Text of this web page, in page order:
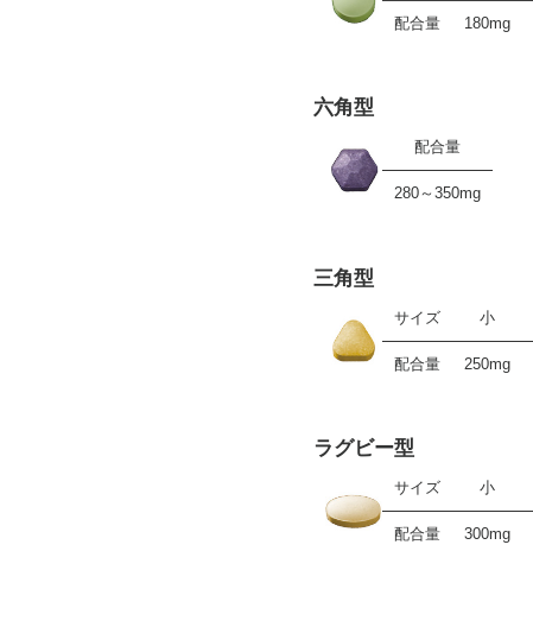
配合量 180mg
六角型
配合量
280～350mg
三角型
サイズ 小
配合量 250mg
ラグビー型
サイズ 小
配合量 300mg